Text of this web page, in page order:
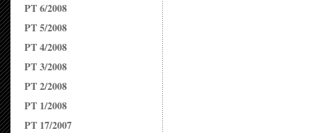
PT 6/2008
PT 5/2008
PT 4/2008
PT 3/2008
PT 2/2008
PT 1/2008
PT 17/2007